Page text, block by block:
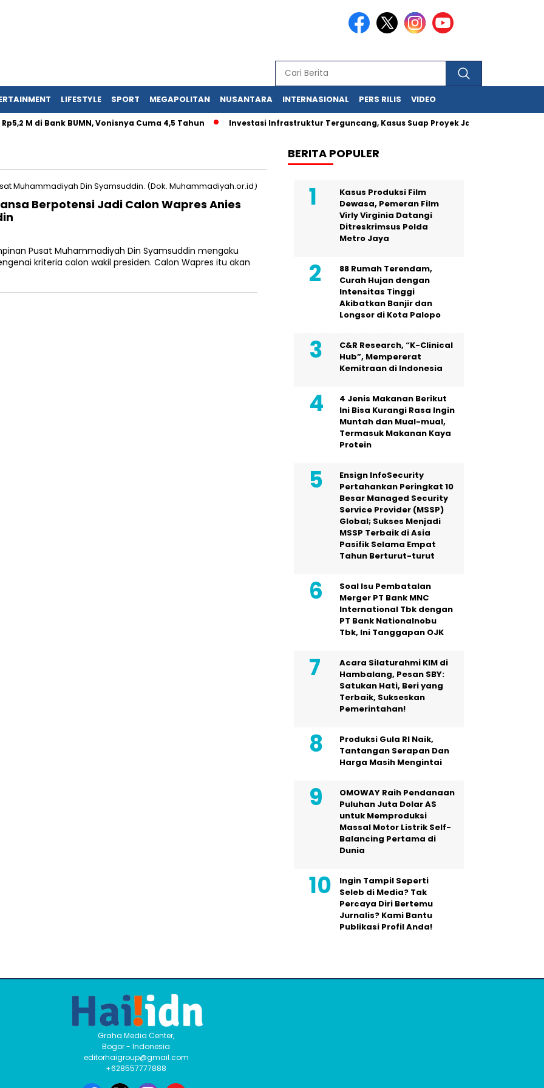
LIFESTYLE SPORT MEGAPOLITAN NUSANTARA INTERNASIONAL PERS RILIS VIDEO
M di Bank BUMN, Vonisnya Cuma 4,5 Tahun Investasi Infrastruktur Terguncang, Kasus Suap Proyek Jalan Sumut Meluas
Berpotensi Jadi Calon Wapres Anies
Pusat Muhammadiyah Din Syamsuddin mengaku
kriteria calon wakil presiden. Calon Wapres itu akan
BERITA POPULER
Kasus Produksi Film
Dewasa, Pemeran Film
Virly Virginia Datangi
Ditreskrimsus Polda
Metro Jaya
88 Rumah Terendam,
Curah Hujan dengan
Intensitas Tinggi
Akibatkan Banjir dan
Longsor di Kota Palopo
C&R Research, “K-Clinical
Hub”, Mempererat
Kemitraan di Indonesia
4 Jenis Makanan Berikut
Ini Bisa Kurangi Rasa Ingin
Muntah dan Mual-mual,
Termasuk Makanan Kaya
Protein
Ensign InfoSecurity
Pertahankan Peringkat 10
Besar Managed Security
Service Provider (MSSP)
Global; Sukses Menjadi
MSSP Terbaik di Asia
Pasifik Selama Empat
Tahun Berturut-turut
Soal Isu Pembatalan
Merger PT Bank MNC
International Tbk dengan
PT Bank Nationalnobu
Tbk, Ini Tanggapan OJK
Acara Silaturahmi KIM di
Hambalang, Pesan SBY:
Satukan Hati, Beri yang
Terbaik, Sukseskan
Pemerintahan!
Produksi Gula RI Naik,
Tantangan Serapan Dan
Harga Masih Mengintai
OMOWAY Raih Pendanaan
Puluhan Juta Dolar AS
untuk Memproduksi
Massal Motor Listrik Self-
Balancing Pertama di
Dunia
Ingin Tampil Seperti
Seleb di Media? Tak
Percaya Diri Bertemu
Jurnalis? Kami Bantu
Publikasi Profil Anda!
Graha Media Center,
Bogor - Indonesia
editorhaigroup@gmail.com
+628557777888